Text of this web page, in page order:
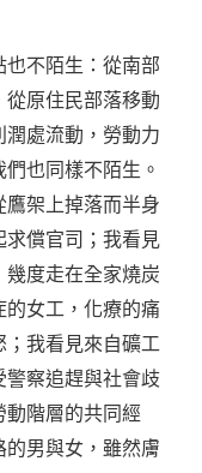
不陌生：從南部
原住民部落移動
處流動，勞動力
也同樣不陌生。
架上掉落而半身
償官司；我看見
度走在全家燒炭
的女工，化療的痛
我看見來自礦工
察追趕與社會歧
階層的共同經
男與女，雖然膚